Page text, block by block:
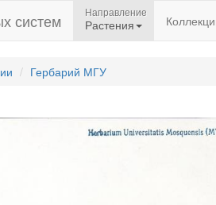
систем Направление
Растения
Гербарий МГУ